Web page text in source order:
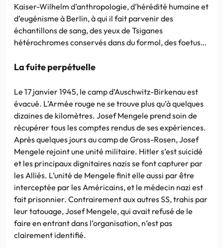
Kaiser-Wilhelm d’anthropologie, d’hérédité humaine et
d’eugénisme à Berlin, à qui il fait parvenir des
échantillons de sang, des yeux de Tsiganes
hétérochromes conservés dans du formol, des foetus…
La fuite perpétuelle
Le 17 janvier 1945, le camp d’Auschwitz-Birkenau est
évacué. L’Armée rouge ne se trouve plus qu’à quelques
dizaines de kilomètres. Josef Mengele prend soin de
récupérer tous les comptes rendus de ses expériences.
Après quelques jours au camp de Gross-Rosen, Josef
Mengele rejoint une unité militaire. Hitler s’est suicidé
et les principaux dignitaires nazis se font capturer par
les Alliés. L’unité de Mengele finit elle aussi par être
interceptée par les Américains, et le médecin nazi est
fait prisonnier. Contrairement aux autres SS, trahis par
leur tatouage, Josef Mengele, qui avait refusé de le
faire en entrant dans l’organisation, n’est pas
clairement identifié.